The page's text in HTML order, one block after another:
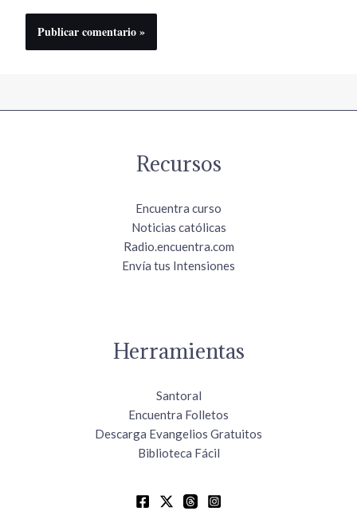
Recursos
Encuentra curso
Noticias católicas
Radio.encuentra.com
Envía tus Intensiones
Herramientas
Santoral
Encuentra Folletos
Descarga Evangelios Gratuitos
Biblioteca Fácil